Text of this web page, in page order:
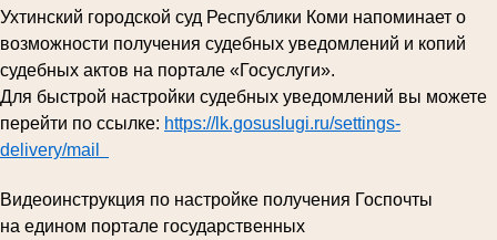
Ухтинский городской суд Республики Коми напоминает о
возможности получения судебных уведомлений и копий
судебных актов на портале «Госуслуги».
Для быстрой настройки судебных уведомлений вы можете
перейти по ссылке: https://lk.gosuslugi.ru/settings-
delivery/mail
Видеоинструкция по настройке получения Госпочты
на едином портале государственных